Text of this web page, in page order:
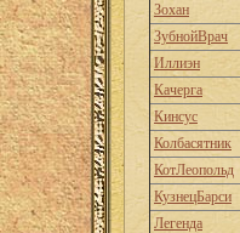
Зохан
ЗубнойВрач
Иллиэн
Качерга
Кинсус
Колбасятник
КотЛеопольд
КузнецБарси
Легенда